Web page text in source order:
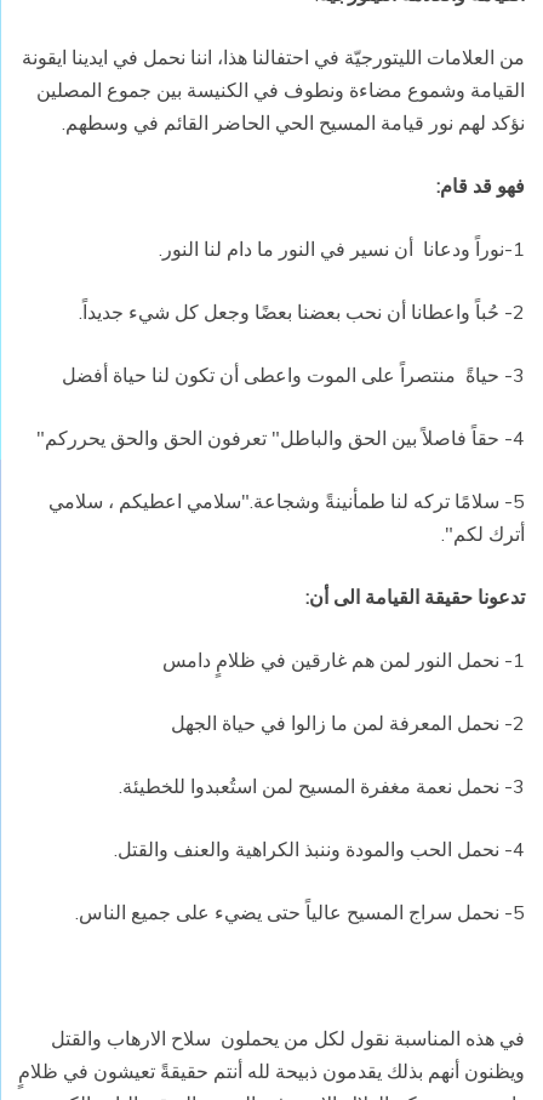
من العلامات الليتورجيّة في احتفالنا هذا، اننا نحمل في ايدينا ايقونة
القيامة وشموع مضاءة ونطوف في الكنيسة بين جموع المصلين
نؤكد لهم نور قيامة المسيح الحي الحاضر القائم في وسطهم.
فهو قد قام:
1-نوراً ودعانا أن نسير في النور ما دام لنا النور.
2- حُباً واعطانا أن نحب بعضنا بعضًا وجعل كل شيء جديداً.
3- حياةً منتصراً على الموت واعطى أن تكون لنا حياة أفضل
4- حقاً فاصلاً بين الحق والباطل" تعرفون الحق والحق يحرركم"
5- سلامًا تركه لنا طمأنينةً وشجاعة."سلامي اعطيكم ، سلامي
أترك لكم".
تدعونا حقيقة القيامة الى أن:
1- نحمل النور لمن هم غارقين في ظلامٍ دامس
2- نحمل المعرفة لمن ما زالوا في حياة الجهل
3- نحمل نعمة مغفرة المسيح لمن استُعبدوا للخطيئة.
4- نحمل الحب والمودة وننبذ الكراهية والعنف والقتل.
5- نحمل سراج المسيح عالياً حتى يضيء على جميع الناس.
في هذه المناسبة نقول لكل من يحملون سلاح الارهاب والقتل
ويظنون أنهم بذلك يقدمون ذبيحة لله أنتم حقيقةً تعيشون في ظلامٍ